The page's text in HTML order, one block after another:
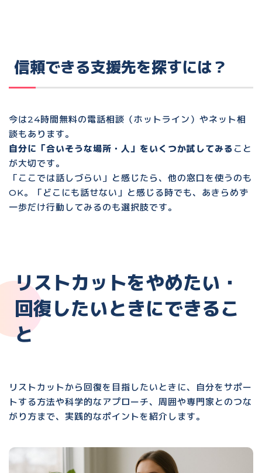
信頼できる支援先を探すには？
今は24時間無料の電話相談（ホットライン）やネット相
談もあります。
自分に「合いそうな場所・人」をいくつか試してみる こと
が大切です。
「ここでは話しづらい」と感じたら、他の窓口を使うのも
OK。「どこにも話せない」と感じる時でも、あきらめず
一歩だけ行動してみるのも選択肢です。
リストカットをやめたい・
回復したいときにできるこ
と
リストカットから回復を目指したいときに、自分をサポー
トする方法や科学的なアプローチ、周囲や専門家とのつな
がり方まで、実践的なポイントを紹介します。